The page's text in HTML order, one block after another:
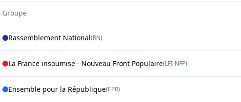
Groupe
Rassemblement National(RN)
La France insoumise - Nouveau Front Populaire(LFI-NFP)
Ensemble pour la République(EPR)